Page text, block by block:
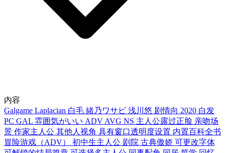
内容
Galgame Laplacian 白毛 緒乃ワサビ 浅川悠 剧情向 2020 白发
PC GAL 雰囲気がいい ADV AVG NS 主人公露过正脸 亲吻场
景 作家主人公 其他人视角 具有窗口透明度设置 内置百科全书
冒险游戏（ADV）
初中生主人公 剧院 古典傲娇 可更改字体